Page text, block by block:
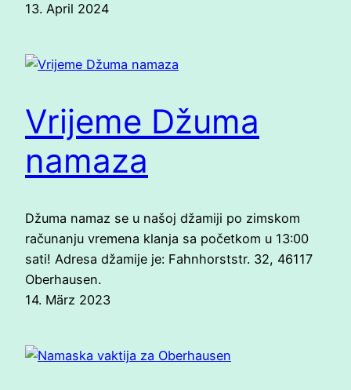
13. April 2024
Vrijeme Džuma
namaza
Džuma namaz se u našoj džamiji po zimskom
računanju vremena klanja sa početkom u 13:00
sati! Adresa džamije je: Fahnhorststr. 32, 46117
Oberhausen.
14. März 2023